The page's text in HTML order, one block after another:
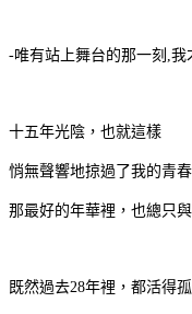
-唯有站上舞台的那一刻,我
十五年光陰，也就這樣
悄無聲響地掠過了我的青春
那最好的年華裡，也總只
既然過去28年裡，都活得孤